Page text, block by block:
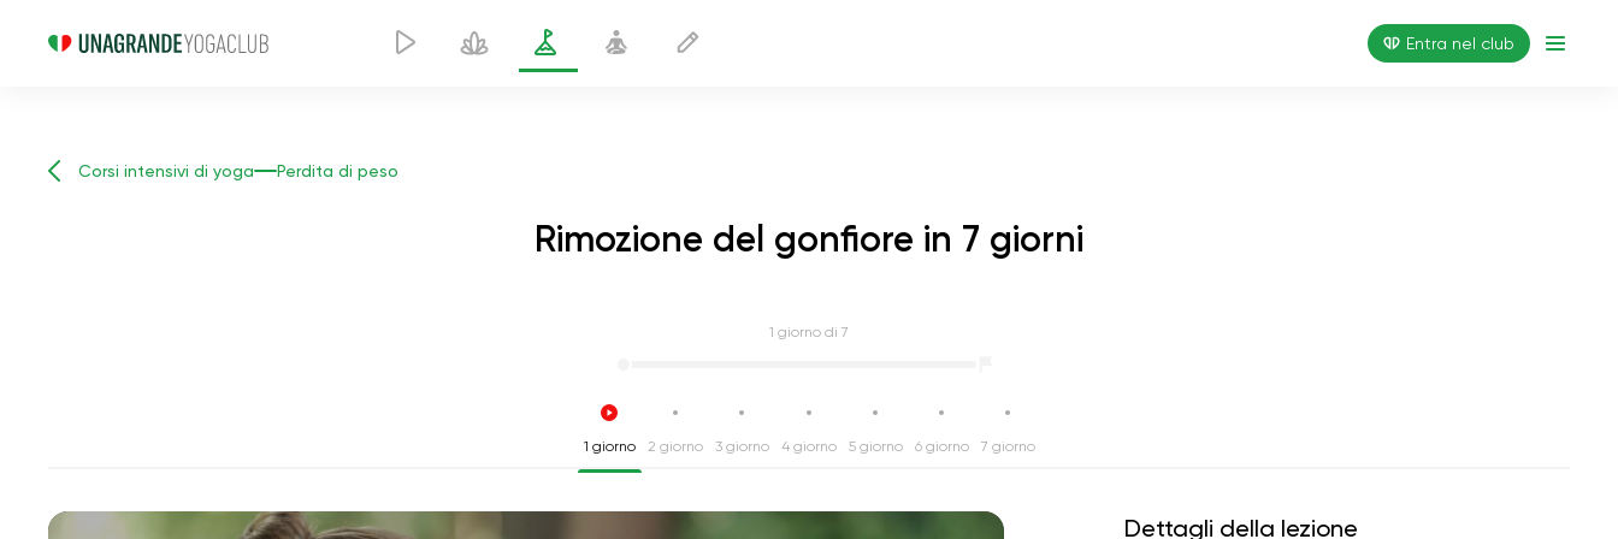
Entra nel club
Corsi intensivi di yoga Perdita di peso
Rimozione del gonfiore in 7 giorni
1 giorno di 7
1 giorno 2 giorno 3 giorno 4 giorno 5 giorno 6 giorno 7 giorno
Dettagli della lezione